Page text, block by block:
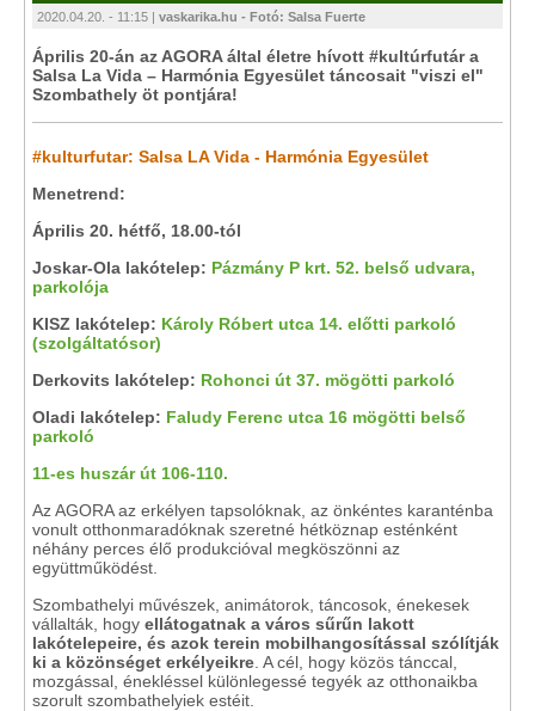
2020.04.20. - 11:15 | vaskarika.hu - Fotó: Salsa Fuerte
Április 20-án az AGORA által életre hívott #kultúrfutár a
Salsa La Vida – Harmónia Egyesület táncosait "viszi el"
Szombathely öt pontjára!
#kulturfutar: Salsa LA Vida - Harmónia Egyesület
Menetrend:
Április 20. hétfő, 18.00-tól
Joskar-Ola lakótelep: Pázmány P krt. 52. belső udvara,
parkolója
KISZ lakótelep: Károly Róbert utca 14. előtti parkoló
(szolgáltatósor)
Derkovits lakótelep: Rohonci út 37. mögötti parkoló
Oladi lakótelep: Faludy Ferenc utca 16 mögötti belső
parkoló
11-es huszár út 106-110.
Az AGORA az erkélyen tapsolóknak, az önkéntes karanténba
vonult otthonmaradóknak szeretné hétköznap esténként
néhány perces élő produkcióval megköszönni az
együttműködést.
Szombathelyi művészek, animátorok, táncosok, énekesek
vállalták, hogy ellátogatnak a város sűrűn lakott
lakótelepeire, és azok terein mobilhangosítással szólítják
ki a közönséget erkélyeikre . A cél, hogy közös tánccal,
mozgással, énekléssel különlegessé tegyék az otthonaikba
szorult szombathelyiek estéit.